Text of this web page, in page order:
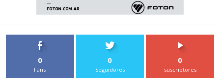
0
Fans
0
Seguidores
0
suscriptores